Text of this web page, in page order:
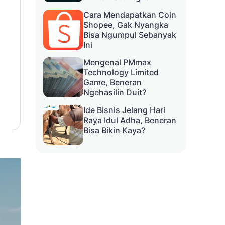
Cara Mendapatkan Coin
Shopee, Gak Nyangka
Bisa Ngumpul Sebanyak
Ini
Mengenal PMmax
Technology Limited
Game, Beneran
Ngehasilin Duit?
Ide Bisnis Jelang Hari
Raya Idul Adha, Beneran
Bisa Bikin Kaya?